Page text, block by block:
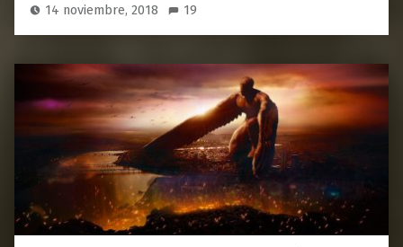
14 noviembre, 2018 19